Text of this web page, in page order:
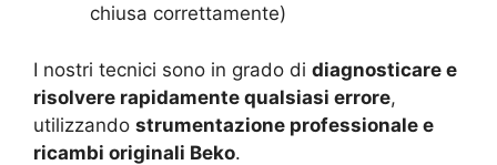
chiusa correttamente)
I nostri tecnici sono in grado di diagnosticare e
risolvere rapidamente qualsiasi errore,
utilizzando strumentazione professionale e
ricambi originali Beko.